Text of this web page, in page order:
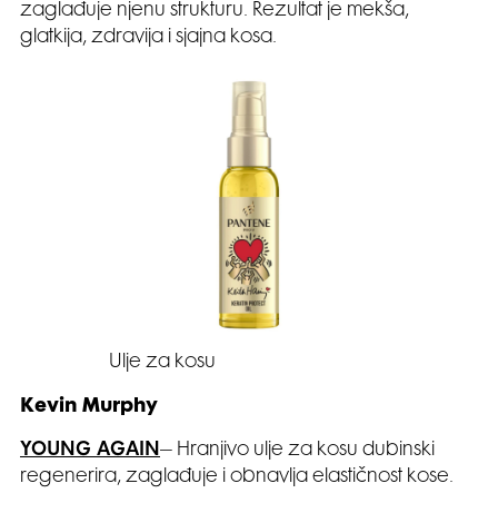
zaglađuje njenu strukturu. Rezultat je mekša,
glatkija, zdravija i sjajna kosa.
Ulje za kosu
Kevin Murphy
YOUNG AGAIN – Hranjivo ulje za kosu dubinski
regenerira, zaglađuje i obnavlja elastičnost kose.